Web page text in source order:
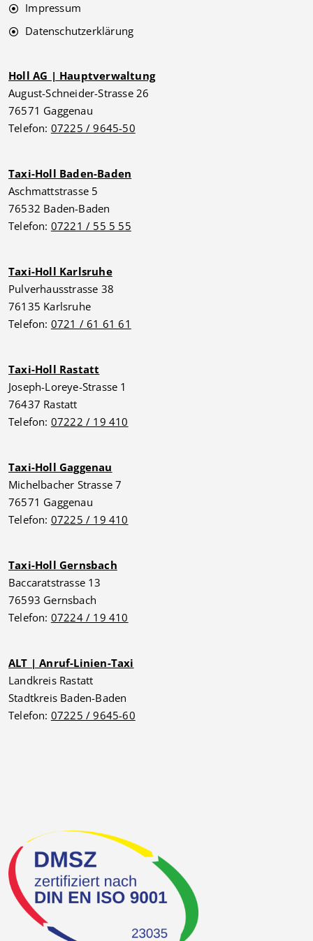
Impressum
Datenschutzerklärung
Holl AG | Hauptverwaltung
August-Schneider-Strasse 26
76571 Gaggenau
Telefon: 07225 / 9645-50
Taxi-Holl Baden-Baden
Aschmattstrasse 5
76532 Baden-Baden
Telefon: 07221 / 55 5 55
Taxi-Holl Karlsruhe
Pulverhausstrasse 38
76135 Karlsruhe
Telefon: 0721 / 61 61 61
Taxi-Holl Rastatt
Joseph-Loreye-Strasse 1
76437 Rastatt
Telefon: 07222 / 19 410
Taxi-Holl Gaggenau
Michelbacher Strasse 7
76571 Gaggenau
Telefon: 07225 / 19 410
Taxi-Holl Gernsbach
Baccaratstrasse 13
76593 Gernsbach
Telefon: 07224 / 19 410
ALT | Anruf-Linien-Taxi
Landkreis Rastatt
Stadtkreis Baden-Baden
Telefon: 07225 / 9645-60